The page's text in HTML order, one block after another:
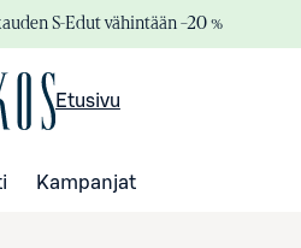
S-Edut vähintään –20 %
Etusivu
Kampanjat